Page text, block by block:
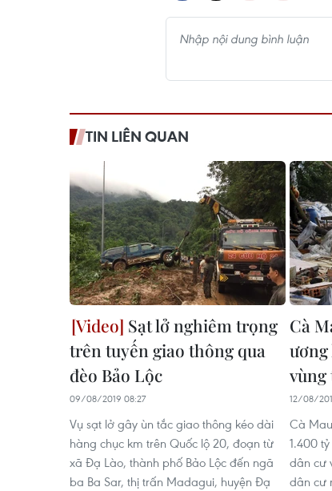
TIN LIÊN QUAN
Sạt lở nghiêm trọng
trên tuyến giao thông qua
đèo Bảo Lộc
09/08/2019 08:27
Vụ sạt lở gây ùn tắc giao thông kéo dài
hàng chục km trên Quốc lộ 20, đoạn từ
xã Đạ Lào, thành phố Bảo Lộc đến ngã
ba Ba Sar, thị trấn Madagui, huyện Đạ
Cà
vùng
12/08/
Cà
1.400
dân cư
dân cư